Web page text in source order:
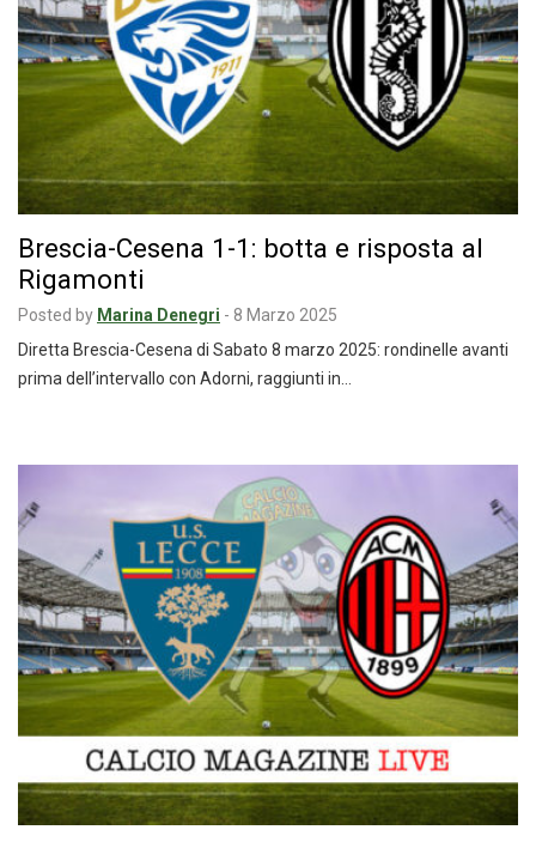
Brescia-Cesena 1-1: botta e risposta al
Rigamonti
Posted by Marina Denegri - 8 Marzo 2025
Diretta Brescia-Cesena di Sabato 8 marzo 2025: rondinelle avanti
prima dell’intervallo con Adorni, raggiunti in…